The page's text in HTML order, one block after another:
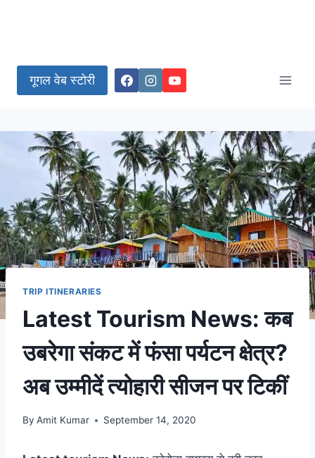
गूगल वेब स्टोरी
TRIP ITINERARIES
Latest Tourism News: कब
उबरेगा संकट में फंसा पर्यटन क्षेत्र?
अब उम्मीदें त्योहारी सीजन पर टिकीं
By Amit Kumar September 14, 2020